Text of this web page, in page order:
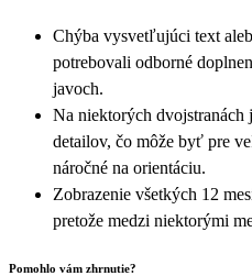
Chýba vysvetľujúci text
potrebovali odborné
javoch.
Na niektorých dvojstranách
detailov, čo môže byť pre
náročné na orientáciu.
Zobrazenie všetkých 12
pretože medzi niektorými
Pomohlo vám zhrnutie?